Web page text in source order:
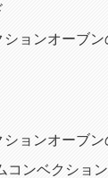
ションオーブン
ョンオーブン
コンベクショ